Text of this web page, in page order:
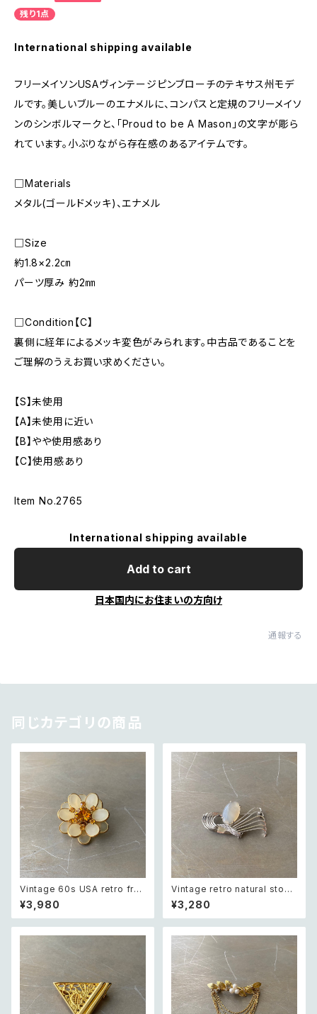
残り1点
International shipping available
フリーメイソンUSAヴィンテージピンブローチのテキサス州モデ
ルです。美しいブルーのエナメルに、コンパスと定規のフリーメイソ
ンのシンボルマークと、「Proud to be A Mason」の文字が彫ら
れています。小ぶりながら存在感のあるアイテムです。
□Materials
メタル(ゴールドメッキ)、エナメル
□Size
約1.8×2.2㎝
パーツ厚み 約2㎜
□Condition【C】
裏側に経年によるメッキ変色がみられます。中古品であることを
ご理解のうえお買い求めください。
【S】未使用
【A】未使用に近い
【B】やや使用感あり
【C】使用感あり
Item No.2765
International shipping available
Add to cart
日本国内にお住まいの方向け
通報する
同じカテゴリの商品
Vintage 60s USA retro fros
ted glass botanical flower
crystal bijou brooch レトロ
アメリカ ヴィンテージ アクセサ
¥3,980
Vintage retro natural stone
classical brooch レトロ ヴィ
ンテージ アクセサリー 天然石
クラシカル ブローチ
¥3,280